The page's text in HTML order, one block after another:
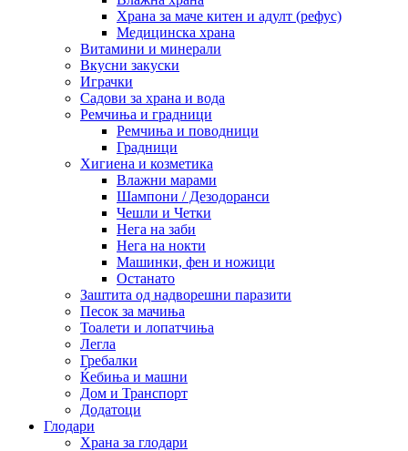
Храна за маче китен и адулт (рефус)
Медицинска храна
Витамини и минерали
Вкусни закуски
Играчки
Садови за храна и вода
Ремчиња и градници
Ремчиња и поводници
Градници
Хигиена и козметика
Влажни марами
Шампони / Дезодоранси
Чешли и Четки
Нега на заби
Нега на нокти
Машинки, фен и ножици
Останато
Заштита од надворешни паразити
Песок за мачиња
Тоалети и лопатчиња
Легла
Гребалки
Ќебиња и машни
Дом и Транспорт
Додатоци
Глодари
Храна за глодари